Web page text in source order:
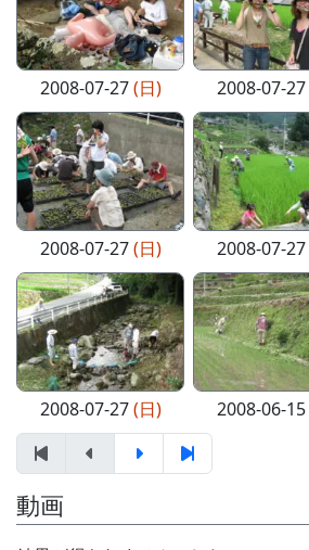
2008-07-27(日) 2008-07-27
2008-07-27(日) 2008-07-27
2008-07-27(日) 2008-06-15
動画